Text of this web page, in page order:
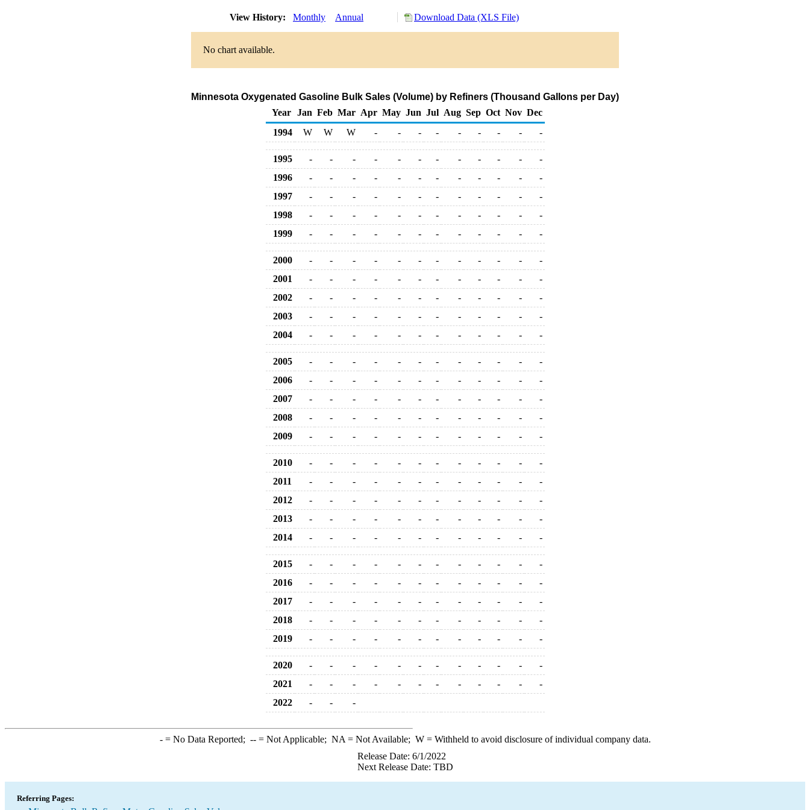
View History: Monthly Annual Download Data (XLS File)
No chart available.
Minnesota Oxygenated Gasoline Bulk Sales (Volume) by Refiners (Thousand Gallons per Day)
Year
Jan Feb Mar Apr May Jun Jul Aug Sep Oct Nov Dec
1994
W W W - - - - - - - - -
1995 - - - - - - - - - - -
-
1996
- - - - - - - - - - -
-
1997
- - - - - - - - - - -
-
1998
- - - - - - - - - - -
-
1999
- - - - - - - - - - - -
2000 - - - - - - - - - - -
-
2001
- - - - - - - - - - -
-
2002
- - - - - - - - - - -
-
2003
- - - - - - - - - - -
-
2004
- - - - - - - - - - - -
2005 - - - - - - - - - - -
-
2006
- - - - - - - - - - -
-
2007
- - - - - - - - - - -
-
2008
- - - - - - - - - - -
-
2009
- - - - - - - - - - - -
2010 - - - - - - - - - - -
-
2011
- - - - - - - - - - -
-
2012
- - - - - - - - - - -
-
2013
- - - - - - - - - - -
-
2014
- - - - - - - - - - - -
2015 - - - - - - - - - - -
-
2016
- - - - - - - - - - -
-
2017
- - - - - - - - - - -
-
2018
- - - - - - - - - - -
-
2019
- - - - - - - - - - - -
2020 - - - - - - - - - - -
-
2021
- - - - - - - - - - -
-
2022
- - -
-= No Data Reported; --= Not Applicable; NA = Not Available; W= Withheld to avoid disclosure of individual company data.
Release Date: 6/1/2022
Next Release Date: TBD
Referring Pages: